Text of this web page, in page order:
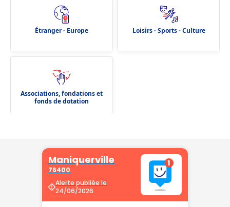
Étranger - Europe Loisirs - Sports - Culture
Associations, fondations et
fonds de dotation